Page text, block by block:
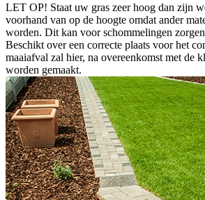
LET OP! Staat uw gras zeer hoog dan zijn
voorhand van op de hoogte omdat ander
worden. Dit kan voor schommelingen
Beschikt over een correcte plaats voor het
maaiafval zal hier, na overeenkomst met de
worden gemaakt.